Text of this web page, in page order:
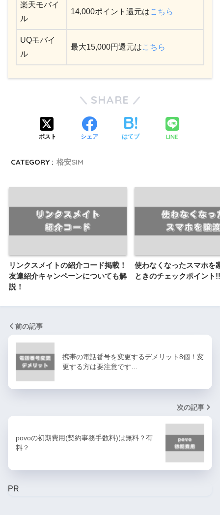
楽天モバイ
ル
14,000ポイント還元はこちら
UQモバイ
ル
最大15,000円還元はこちら
SHARE
ポスト シェア はてブ LINE
CATEGORY : 格安SIM
リンクスメイトの紹介コード掲載！
友達紹介キャンペーンについても解
説！
使わなくなったスマホを
ときのチェックポイント!!
前の記事
携帯の電話番号を変更するデメリット8個！変
更する方は要注意です…
次の記事
povoの初期費用(契約事務手数料)は無料？有
料？
PR